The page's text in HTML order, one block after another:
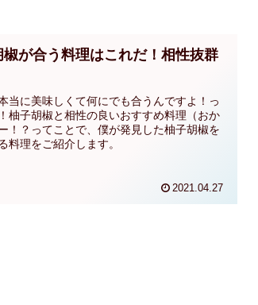
が合う料理はこれだ！相性抜群
当に美味しくて何にでも合うんですよ！っ
柚子胡椒と相性の良いおすすめ料理（おか
！？ってことで、僕が発見した柚子胡椒を
料理をご紹介します。
2021.04.27